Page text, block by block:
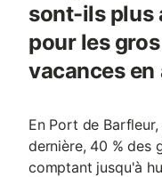
sont-ils plus
pour les
vacances en
En Port de
dernière, 40 % des
comptant jusqu'à